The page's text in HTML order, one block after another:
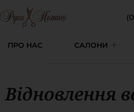
ПРО НАС САЛОНИ
Відновлення